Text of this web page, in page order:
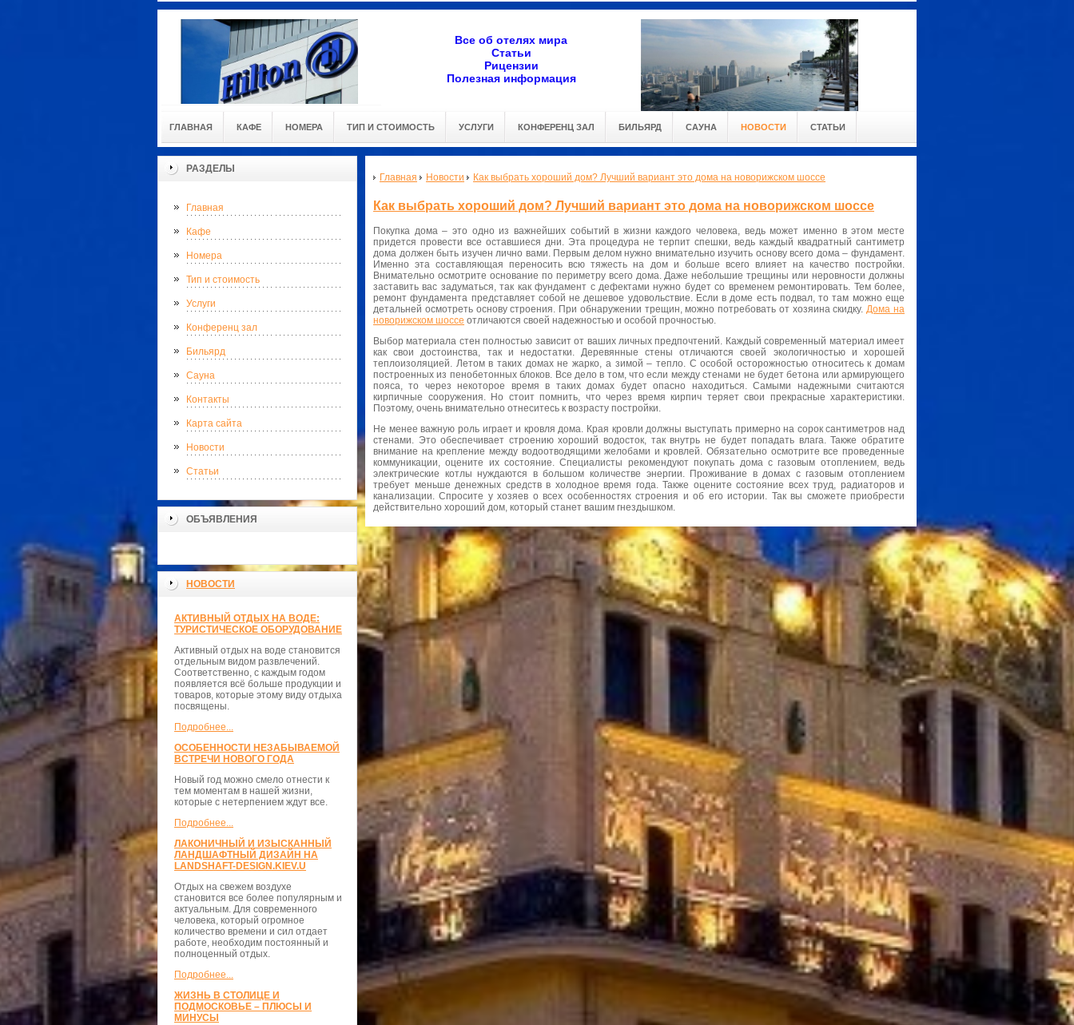
Все об отелях мира
Статьи
Рицензии
Полезная информация
ГЛАВНАЯ КАФЕ НОМЕРА ТИП И СТОИМОСТЬ УСЛУГИ КОНФЕРЕНЦ ЗАЛ БИЛЬЯРД САУНА НОВОСТИ СТАТЬИ
РАЗДЕЛЫ
Главная
Кафе
Номера
Тип и стоимость
Услуги
Конференц зал
Бильярд
Сауна
Контакты
Карта сайта
Новости
Статьи
ОБЪЯВЛЕНИЯ
НОВОСТИ
АКТИВНЫЙ ОТДЫХ НА ВОДЕ:
ТУРИСТИЧЕСКОЕ ОБОРУДОВАНИЕ
Активный отдых на воде становится
отдельным видом развлечений.
Соответственно, с каждым годом
появляется всё больше продукции и
товаров, которые этому виду отдыха
посвящены.
Подробнее...
ОСОБЕННОСТИ НЕЗАБЫВАЕМОЙ
ВСТРЕЧИ НОВОГО ГОДА
Новый год можно смело отнести к
тем моментам в нашей жизни,
которые с нетерпением ждут все.
Подробнее...
ЛАКОНИЧНЫЙ И ИЗЫСКАННЫЙ
ЛАНДШАФТНЫЙ ДИЗАЙН НА
LANDSHAFT-DESIGN.KIEV.U
Отдых на свежем воздухе
становится все более популярным и
актуальным. Для современного
человека, который огромное
количество времени и сил отдает
работе, необходим постоянный и
полноценный отдых.
Подробнее...
ЖИЗНЬ В СТОЛИЦЕ И
ПОДМОСКОВЬЕ – ПЛЮСЫ И
МИНУСЫ
Главная Новости Как выбрать хороший дом? Лучший вариант это дома на новорижском шоссе
Как выбрать хороший дом? Лучший вариант это дома на новорижском шоссе
Покупка дома – это одно из важнейших событий в жизни каждого человека, ведь может именно в этом месте
придется провести все оставшиеся дни. Эта процедура не терпит спешки, ведь каждый квадратный сантиметр
дома должен быть изучен лично вами. Первым делом нужно внимательно изучить основу всего дома – фундамент.
Именно эта составляющая переносить всю тяжесть на дом и больше всего влияет на качество постройки.
Внимательно осмотрите основание по периметру всего дома. Даже небольшие трещины или неровности должны
заставить вас задуматься, так как фундамент с дефектами нужно будет со временем ремонтировать. Тем более,
ремонт фундамента представляет собой не дешевое удовольствие. Если в доме есть подвал, то там можно еще
детальней осмотреть основу строения. При обнаружении трещин, можно потребовать от хозяина скидку.Дома на
новорижском шоссе отличаются своей надежностью и особой прочностью.
Выбор материала стен полностью зависит от ваших личных предпочтений. Каждый современный материал имеет
как свои достоинства, так и недостатки. Деревянные стены отличаются своей экологичностью и хорошей
теплоизоляцией. Летом в таких домах не жарко, а зимой – тепло. С особой осторожностью относитесь к домам
построенных из пенобетонных блоков. Все дело в том, что если между стенами не будет бетона или армирующего
пояса, то через некоторое время в таких домах будет опасно находиться. Самыми надежными считаются
кирпичные сооружения. Но стоит помнить, что через время кирпич теряет свои прекрасные характеристики.
Поэтому, очень внимательно отнеситесь к возрасту постройки.
Не менее важную роль играет и кровля дома. Края кровли должны выступать примерно на сорок сантиметров над
стенами. Это обеспечивает строению хороший водосток, так внутрь не будет попадать влага. Также обратите
внимание на крепление между водоотводящими желобами и кровлей. Обязательно осмотрите все проведенные
коммуникации, оцените их состояние. Специалисты рекомендуют покупать дома с газовым отоплением, ведь
электрические котлы нуждаются в большом количестве энергии. Проживание в домах с газовым отоплением
требует меньше денежных средств в холодное время года. Также оцените состояние всех труд, радиаторов и
канализации. Спросите у хозяев о всех особенностях строения и об его истории. Так вы сможете приобрести
действительно хороший дом, который станет вашим гнездышком.